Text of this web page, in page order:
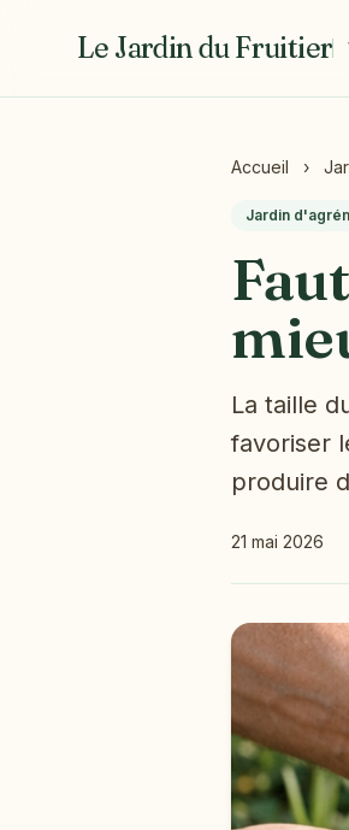
Le Jardin du Fruitier
Accueil ›
Jardin
La taille
favoriser
produire
21 mai 2026